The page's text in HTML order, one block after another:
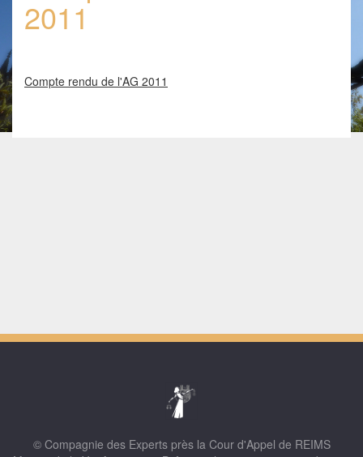
2011
Compte rendu de l'AG 2011
© Compagnie des Experts près la Cour d'Appel de REIMS